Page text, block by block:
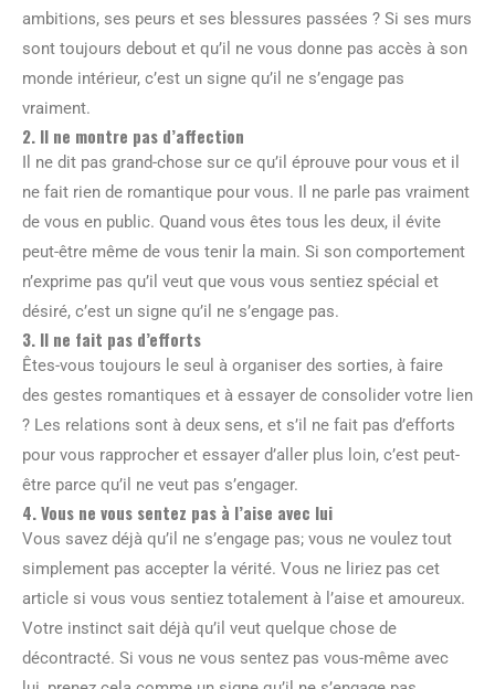
ambitions, ses peurs et ses blessures passées ? Si ses murs
sont toujours debout et qu’il ne vous donne pas accès à son
monde intérieur, c’est un signe qu’il ne s’engage pas
vraiment.
2. Il ne montre pas d’affection
Il ne dit pas grand-chose sur ce qu’il éprouve pour vous et il
ne fait rien de romantique pour vous. Il ne parle pas vraiment
de vous en public. Quand vous êtes tous les deux, il évite
peut-être même de vous tenir la main. Si son comportement
n’exprime pas qu’il veut que vous vous sentiez spécial et
désiré, c’est un signe qu’il ne s’engage pas.
3. Il ne fait pas d’efforts
Êtes-vous toujours le seul à organiser des sorties, à faire
des gestes romantiques et à essayer de consolider votre lien
? Les relations sont à deux sens, et s’il ne fait pas d’efforts
pour vous rapprocher et essayer d’aller plus loin, c’est peut-
être parce qu’il ne veut pas s’engager.
4. Vous ne vous sentez pas à l’aise avec lui
Vous savez déjà qu’il ne s’engage pas; vous ne voulez tout
simplement pas accepter la vérité. Vous ne liriez pas cet
article si vous vous sentiez totalement à l’aise et amoureux.
Votre instinct sait déjà qu’il veut quelque chose de
décontracté. Si vous ne vous sentez pas vous-même avec